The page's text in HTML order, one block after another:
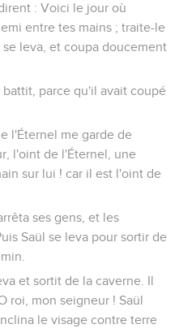
: Voici le jour où
entre tes mains ; traite-le
leva, et coupa doucement
parce qu'il avait coupé
l'Éternel me garde de
l'oint de l'Éternel, une
sur lui ! car il est l'oint de
ses gens, et les
Saül se leva pour sortir de
et sortit de la caverne. Il
roi, mon seigneur ! Saül
le visage contre terre